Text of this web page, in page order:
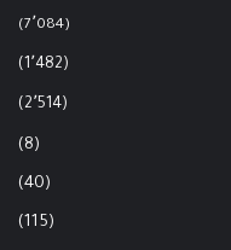
(7٬084)
(1٬482)
(2٬514)
(8)
(40)
(115)